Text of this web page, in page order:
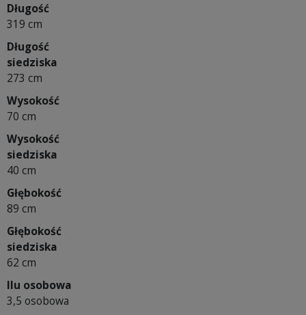
Długość
319 cm
Długość
siedziska
273 cm
Wysokość
70 cm
Wysokość
siedziska
40 cm
Głębokość
89 cm
Głębokość
siedziska
62 cm
Ilu osobowa
3,5 osobowa